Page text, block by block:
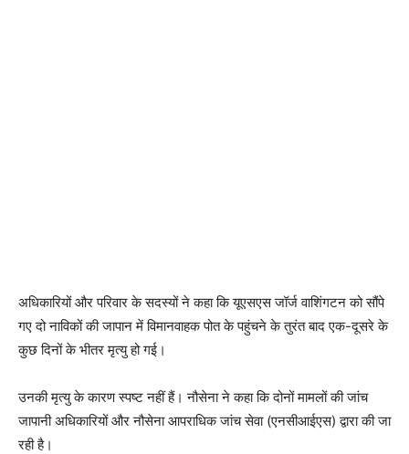
अधिकारियों और परिवार के सदस्यों ने कहा कि यूएसएस जॉर्ज वाशिंगटन को सौंपे
गए दो नाविकों की जापान में विमानवाहक पोत के पहुंचने के तुरंत बाद एक-दूसरे के
कुछ दिनों के भीतर मृत्यु हो गई।
उनकी मृत्यु के कारण स्पष्ट नहीं हैं। नौसेना ने कहा कि दोनों मामलों की जांच
जापानी अधिकारियों और नौसेना आपराधिक जांच सेवा (एनसीआईएस) द्वारा की जा
रही है।